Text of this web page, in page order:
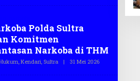
H
G
.
C
O
Polda Sultra
Komitmen
Narkoba di THM
, Kendari, Sultra | 31 Mei 2026O
E